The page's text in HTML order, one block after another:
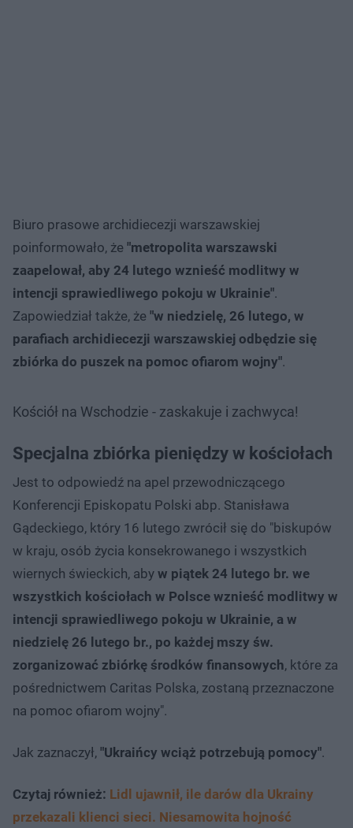
Biuro prasowe archidiecezji warszawskiej
poinformowało, że "metropolita warszawski
zaapelował, aby 24 lutego wznieść modlitwy w
intencji sprawiedliwego pokoju w Ukrainie".
Zapowiedział także, że "w niedzielę, 26 lutego, w
parafiach archidiecezji warszawskiej odbędzie się
zbiórka do puszek na pomoc ofiarom wojny".
Kościół na Wschodzie - zaskakuje i zachwyca!
Specjalna zbiórka pieniędzy w kościołach
Jest to odpowiedź na apel przewodniczącego
Konferencji Episkopatu Polski abp. Stanisława
Gądeckiego, który 16 lutego zwrócił się do "biskupów
w kraju, osób życia konsekrowanego i wszystkich
wiernych świeckich, aby w piątek 24 lutego br. we
wszystkich kościołach w Polsce wznieść modlitwy w
intencji sprawiedliwego pokoju w Ukrainie, a w
niedzielę 26 lutego br., po każdej mszy św.
zorganizować zbiórkę środków finansowych, które za
pośrednictwem Caritas Polska, zostaną przeznaczone
na pomoc ofiarom wojny".
Jak zaznaczył, "Ukraińcy wciąż potrzebują pomocy".
Czytaj również: Lidl ujawnił, ile darów dla Ukrainy
przekazali klienci sieci. Niesamowita hojność